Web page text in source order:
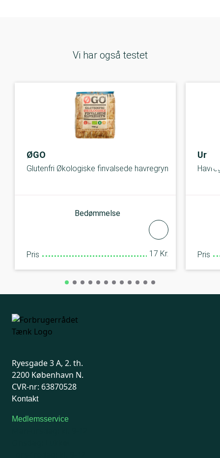
Vi har også testet
ØGO
Glutenfri Økologiske finvalsede havregryn
Bedømmelse
Pris 17 Kr. Pris
Ryesgade 3 A, 2. th.
2200 København N.
CVR-nr: 63870528
Kontakt
Medlemsservice